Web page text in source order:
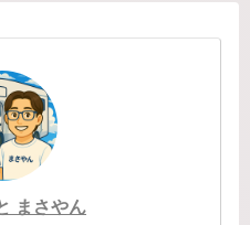
まさやん